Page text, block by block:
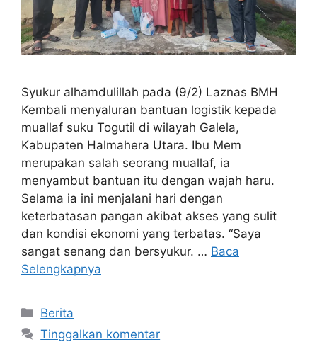
Syukur alhamdulillah pada (9/2) Laznas BMH
Kembali menyaluran bantuan logistik kepada
muallaf suku Togutil di wilayah Galela,
Kabupaten Halmahera Utara. Ibu Mem
merupakan salah seorang muallaf, ia
menyambut bantuan itu dengan wajah haru.
Selama ia ini menjalani hari dengan
keterbatasan pangan akibat akses yang sulit
dan kondisi ekonomi yang terbatas. “Saya
sangat senang dan bersyukur. … Baca
Selengkapnya
Kategori
Berita
Tinggalkan komentar